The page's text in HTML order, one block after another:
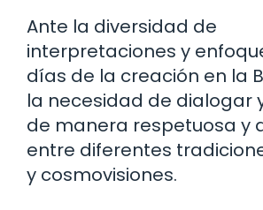
Ante la diversidad de
interpretaciones y
días de la creación en la
la necesidad de dialogar
de manera respetuosa y
entre diferentes
y cosmovisiones.